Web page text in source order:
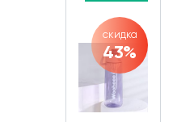
скидка
43%